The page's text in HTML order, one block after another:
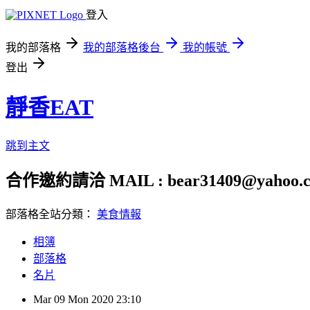
登入
我的部落格 我的部落格後台
我的帳號
登出
靜香EAT
跳到主文
合作邀約請洽 MAIL :
部落格全站分類： 美食情報
相簿
部落格
名片
Mar 09 Mon 2020 23:10